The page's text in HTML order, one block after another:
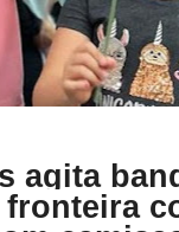
agita